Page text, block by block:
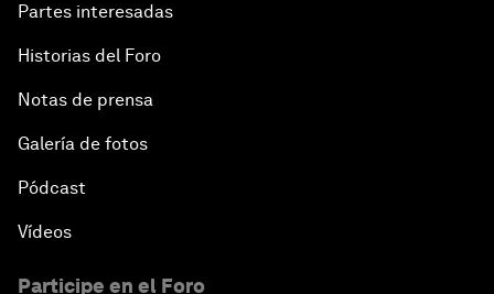
Partes interesadas
Historias del Foro
Notas de prensa
Galería de fotos
Pódcast
Vídeos
Participe en el Foro